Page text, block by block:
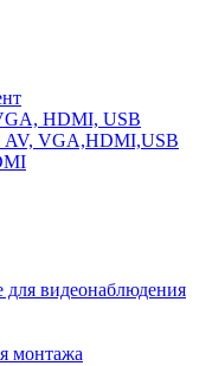
HDMI, USB
AV, VGA,HDMI,USB
для видеонаблюдения
монтажа